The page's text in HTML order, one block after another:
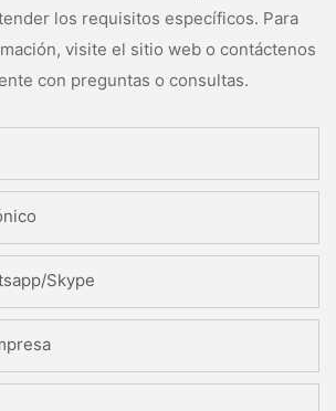
los requisitos específicos. Para
visite el sitio web o contáctenos
con preguntas o consultas.
skype